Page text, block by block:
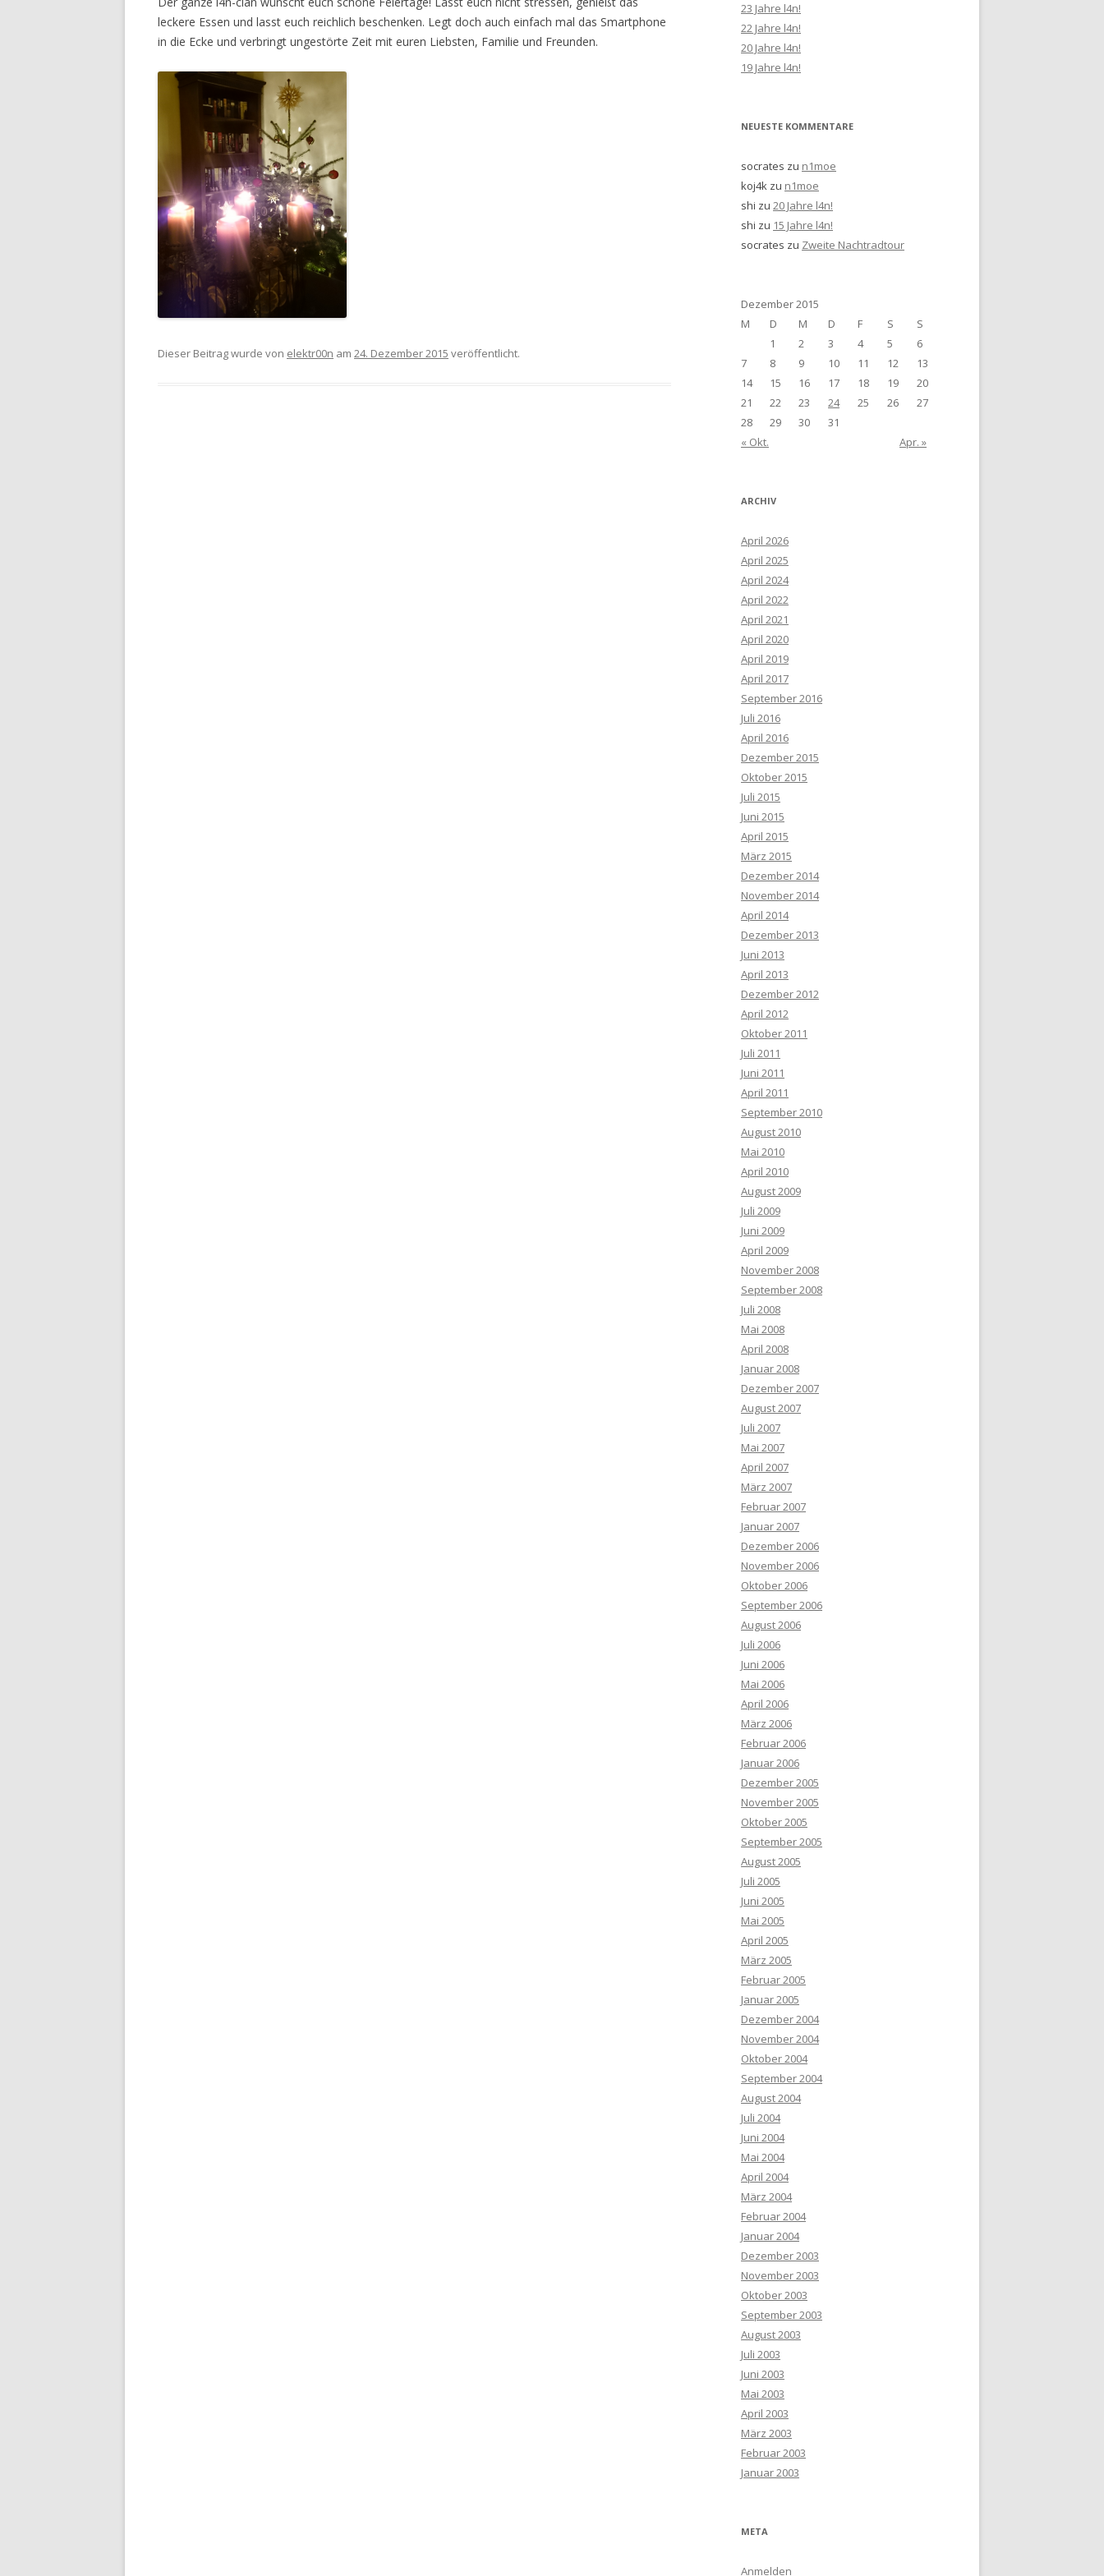
L4RSON
OLI
ROTBART
SHI
SOCRATES
leckere Essen und lasst euch reichlich beschenken. Legt doch auch einfach mal das Smartphone
in die Ecke und verbringt ungestörte Zeit mit euren Liebsten, Familie und Freunden.
Dieser Beitrag wurde von elektr00n am 24. Dezember 2015 veröffentlicht.
23 Jahre l4n!
22 Jahre l4n!
20 Jahre l4n!
19 Jahre l4n!
NEUESTE KOMMENTARE
socrates zu n1moe
koj4k zu n1moe
shi zu 20 Jahre l4n!
shi zu 15 Jahre l4n!
socrates zu Zweite Nachtradtour
Dezember 2015
M
D M D F S
S
1
2 3 4 5
6
7
8 9 10 11 12
13
14
15 16 17 18 19
20
21
22 23 24 25 26
27
28
29 30
31
« Okt.
Apr. »
ARCHIV
April 2026
April 2025
April 2024
April 2022
April 2021
April 2020
April 2019
April 2017
September 2016
Juli 2016
April 2016
Dezember 2015
Oktober 2015
Juli 2015
Juni 2015
April 2015
März 2015
Dezember 2014
November 2014
April 2014
Dezember 2013
Juni 2013
April 2013
Dezember 2012
April 2012
Oktober 2011
Juli 2011
Juni 2011
April 2011
September 2010
August 2010
Mai 2010
April 2010
August 2009
Juli 2009
Juni 2009
April 2009
November 2008
September 2008
Juli 2008
Mai 2008
April 2008
Januar 2008
Dezember 2007
August 2007
Juli 2007
Mai 2007
April 2007
März 2007
Februar 2007
Januar 2007
Dezember 2006
November 2006
Oktober 2006
September 2006
August 2006
Juli 2006
Juni 2006
Mai 2006
April 2006
März 2006
Februar 2006
Januar 2006
Dezember 2005
November 2005
Oktober 2005
September 2005
August 2005
Juli 2005
Juni 2005
Mai 2005
April 2005
März 2005
Februar 2005
Januar 2005
Dezember 2004
November 2004
Oktober 2004
September 2004
August 2004
Juli 2004
Juni 2004
Mai 2004
April 2004
März 2004
Februar 2004
Januar 2004
Dezember 2003
November 2003
Oktober 2003
September 2003
August 2003
Juli 2003
Juni 2003
Mai 2003
April 2003
März 2003
Februar 2003
Januar 2003
META
Anmelden